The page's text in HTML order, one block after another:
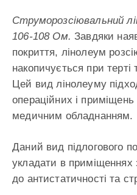
Струморозсіювальний
106-108 Ом.Завдяки
покриття, лінолеум
накопичується при терті
Цей вид лінолеуму
операційних і приміщень
медичним обладнанням.
Даний вид підлогового
укладати в
до антистатичності та